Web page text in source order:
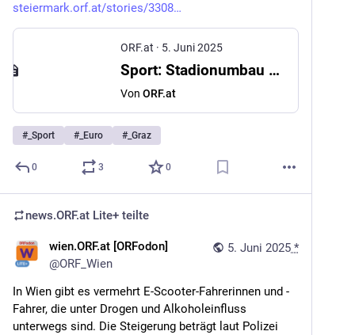
steiermark.orf.at/stories/3308
ORF.at · 5. Juni 2025
Sport: Stadionumbau würde 150 Mio. Euro kosten
Von ORF.at
# _Sport # _Euro # _Graz
0 3 0
news.ORF.at Lite+ teilte
5. Juni 2025 *
wien.ORF.at [ORFodon]
@ORF_Wien
In Wien gibt es vermehrt E-Scooter-Fahrerinnen und -
Fahrer, die unter Drogen und Alkoholeinfluss
unterwegs sind. Die Steigerung beträgt laut Polizei